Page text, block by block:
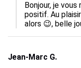
Bonjour, je
positif. Au
alors 😉, belle
Jean-Marc G.